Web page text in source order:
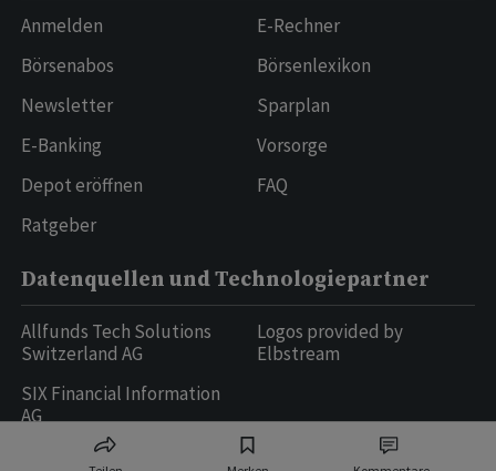
Anmelden
Börsenabos
Newsletter
E-Banking
Depot eröffnen
Ratgeber
E-Rechner
Börsenlexikon
Sparplan
Vorsorge
FAQ
Datenquellen und Technologiepartner
Allfunds Tech Solutions
Switzerland AG
SIX Financial Information
AG
Logos provided by
Elbstream